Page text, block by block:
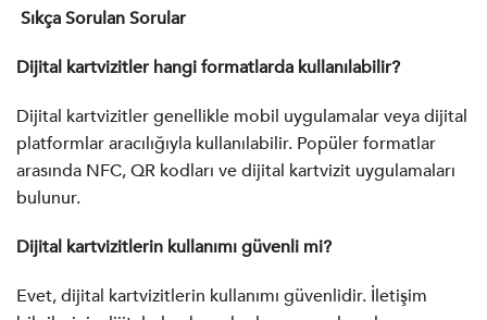
Sıkça Sorulan Sorular
Dijital kartvizitler hangi formatlarda kullanılabilir?
Dijital kartvizitler genellikle mobil uygulamalar veya dijital
platformlar aracılığıyla kullanılabilir. Popüler formatlar
arasında NFC, QR kodları ve dijital kartvizit uygulamaları
bulunur.
Dijital kartvizitlerin kullanımı güvenli mi?
Evet, dijital kartvizitlerin kullanımı güvenlidir. İletişim